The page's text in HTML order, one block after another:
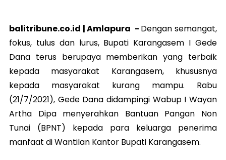
balitribune.co.id |Amlapura - Dengan semangat,
fokus, tulus dan lurus, Bupati Karangasem I Gede
Dana terus berupaya memberikan yang terbaik
kepada masyarakat Karangasem, khususnya
kepada masyarakat kurang mampu. Rabu
(21/7/2021), Gede Dana didampingi Wabup I Wayan
Artha Dipa menyerahkan Bantuan Pangan Non
Tunai (BPNT) kepada para keluarga penerima
manfaat di Wantilan Kantor Bupati Karangasem.